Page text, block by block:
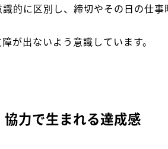
的に区別し、締切やその日の仕
が出ないよう意識しています。
力で生まれる達成感